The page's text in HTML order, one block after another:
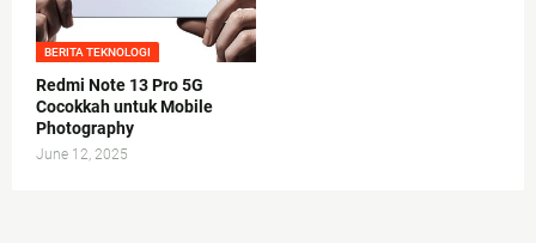
BERITA TEKNOLOGI
Redmi Note 13 Pro 5G
Cocokkah untuk Mobile
Photography
June 12, 2025